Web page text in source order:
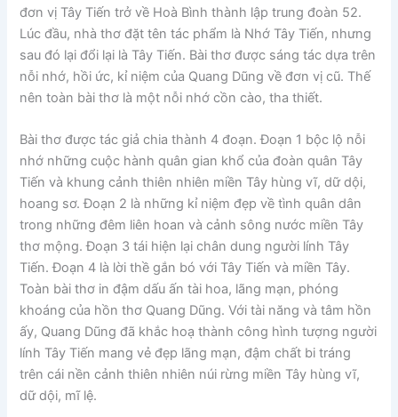
đơn vị Tây Tiến trở về Hoà Bình thành lập trung đoàn 52.
Lúc đầu, nhà thơ đặt tên tác phẩm là Nhớ Tây Tiến, nhưng
sau đó lại đổi lại là Tây Tiến. Bài thơ được sáng tác dựa trên
nỗi nhớ, hồi ức, kỉ niệm của Quang Dũng về đơn vị cũ. Thế
nên toàn bài thơ là một nỗi nhớ cồn cào, tha thiết.
Bài thơ được tác giả chia thành 4 đoạn. Đoạn 1 bộc lộ nỗi
nhớ những cuộc hành quân gian khổ của đoàn quân Tây
Tiến và khung cảnh thiên nhiên miền Tây hùng vĩ, dữ dội,
hoang sơ. Đoạn 2 là những kỉ niệm đẹp về tình quân dân
trong những đêm liên hoan và cảnh sông nước miền Tây
thơ mộng. Đoạn 3 tái hiện lại chân dung người lính Tây
Tiến. Đoạn 4 là lời thề gắn bó với Tây Tiến và miền Tây.
Toàn bài thơ in đậm dấu ấn tài hoa, lãng mạn, phóng
khoáng của hồn thơ Quang Dũng. Với tài năng và tâm hồn
ấy, Quang Dũng đã khắc hoạ thành công hình tượng người
lính Tây Tiến mang vẻ đẹp lãng mạn, đậm chất bi tráng
trên cái nền cảnh thiên nhiên núi rừng miền Tây hùng vĩ,
dữ dội, mĩ lệ.